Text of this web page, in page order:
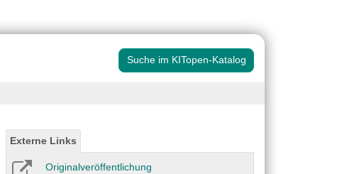
Suche im KITopen-Katalog
Externe Links
Originalveröffentlichung